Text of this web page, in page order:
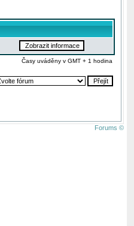
Časy uváděny v GMT + 1 hodina
Forums ©